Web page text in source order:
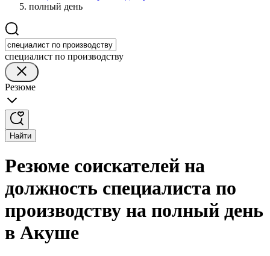
полный день
специалист по производству
Резюме
Найти
Резюме соискателей на
должность специалиста по
производству на полный день
в Акуше